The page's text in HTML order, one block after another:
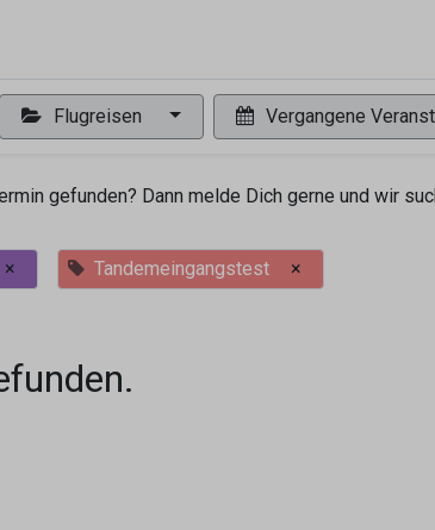
Flugreisen Vergangene
gefunden? Dann melde Dich gerne und wir
× Tandemeingangstest ×